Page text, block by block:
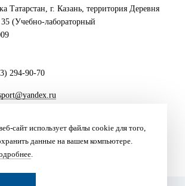
Татарстан, г. Казань, территория Деревня
(Учебно-лабораторный
294-90-70
сайт использует файлы cookie для того,
данные на вашем компьютере.
.